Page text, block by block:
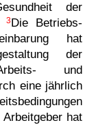
der
3Die Betriebs-
hat
der
und
eine jährlich
Arbeitgeber hat